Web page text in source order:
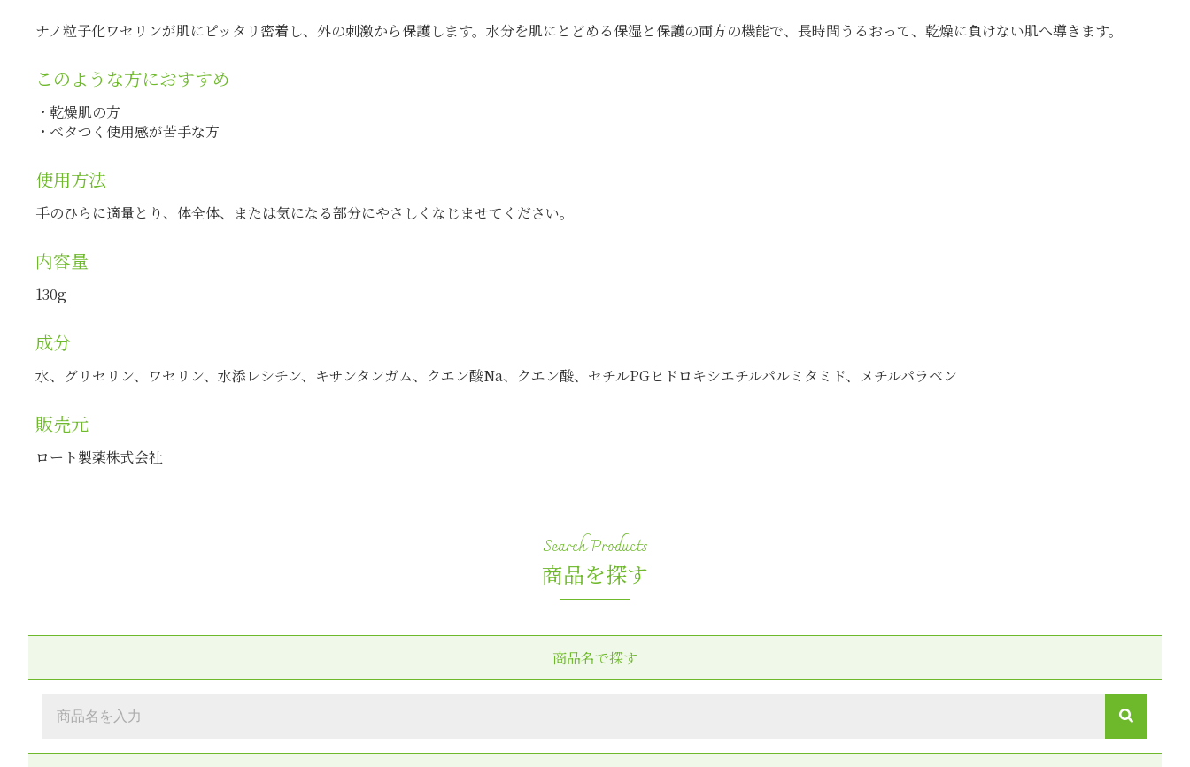
ナノ粒子化ワセリンが肌にピッタリ密着し、外の刺激から保護します。水分を肌にとどめる保湿と保護の両方の機能で、長時間うるおって、乾燥に負けない肌へ導きます。
このような方におすすめ
・乾燥肌の方
・ベタつく使用感が苦手な方
使用方法
手のひらに適量とり、体全体、または気になる部分にやさしくなじませてください。
内容量
130g
成分
水、グリセリン、ワセリン、水添レシチン、キサンタンガム、クエン酸Na、クエン酸、セチルPGヒドロキシエチルパルミタミド、メチルパラベン
販売元
ロート製薬株式会社
商品を探す
商品名で探す